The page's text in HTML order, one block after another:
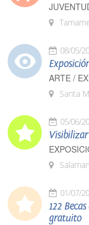
08/05/
ARTE /
Santa
05/06/
01/07/
122
gratuito